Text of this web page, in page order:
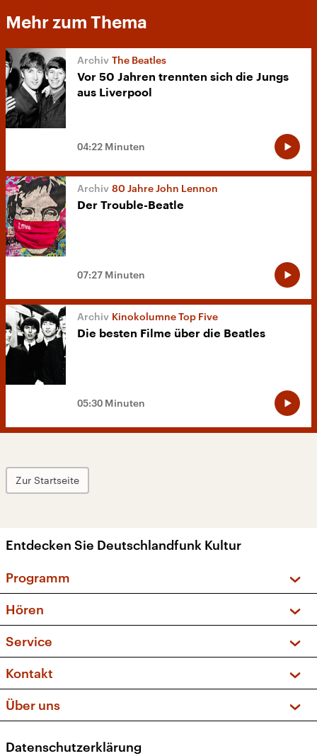
Mehr zum Thema
The Beatles
Vor 50 Jahren trennten sich die Jungs
aus Liverpool
04:22 Minuten
80 Jahre John Lennon
Der Trouble-Beatle
07:27 Minuten
Kinokolumne Top Five
Die besten Filme über die Beatles
05:30 Minuten
Zur Startseite
Entdecken Sie Deutschlandfunk Kultur
Programm
Sendungen und Podcasts
Musikliste
Kakadu – Das Kinderprogramm
Hören
Frequenzen (UKW + DAB+)
Service
FAQ
Apps
Newsletter
Kontakt
Social Media
Über uns
Datenschutzerklärung